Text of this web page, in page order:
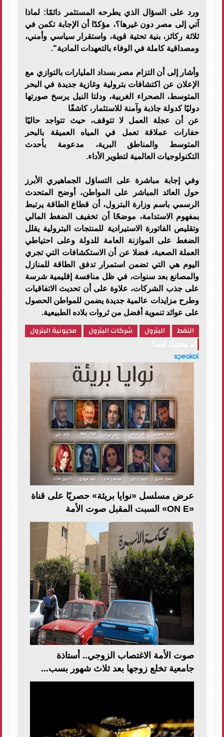
​ورد على السؤال الذي يطرحه المستثمر دائمًا: لماذا
آتي إلى مصر دون غيرها؟، مؤكدًا أن الإجابة تكمن في
ثلاثة ركائز، بنية تحتية قوية، واستقرار سياسي وأمني،
ومصداقية كاملة في الوفاء بالتعهدات المادية".
​وأشار إلى أن التزام مصر بسداد المليارات بالتوازي مع
الإعلان عن اكتشافات بترولية وغازية جديدة في البحر
المتوسط، الصحراء الغربية، ودلتا النيل يرسخ صورتها
دوليًا كدولة جاذبة وآمنة للاستثمار، كاشفًا
​عن أن عجلة العمل لا تتوقف، حيث تتواجد حاليًا
حفارات عملاقة تعمل في المياه العميقة بالبحر
المتوسط والمناطق البرية، مدعومة بأحدث
التكنولوجيات العالمية لتطوير الأداء.
​وفي إجابة مباشرة على التساؤل الجماهيري الأبرز
حول العائد المباشر على المواطن، أوضح المتحدث
الرسمي باسم وزارة البترول، أن قطاع الطاقة يرتبط
بمفهوم الاستدامة، موضحًا أن تخفيف الضغط المالي
وتقليص الفاتورة الاستيرادية للمنتجات البترولية يقلل
الضغط على الموازنة العامة للدولة وعلى احتياطي
العملة الصعبة، فضلا عن أن الاستكشافات التي تجري
اليوم هي التي تضمن استمرار تدفق الطاقة للمنازل
والمصانع بعد سنوات، في ظل منافسة إقليمية شرسة
على جذب الشركات، علاوة على أن تحديث الاتفاقيات
وطرح مزايدات عالمية جديدة يضمن للمواطن الحصول
على عوائد تنموية أفضل من ثروات بلاده الطبيعية.
النفط البترول شركات البترول مديونية البترول
عرض مسلسل «نوايا بريئة» حصريًا على قناة
«ON E» السبت المقبل صوت الأمة
صوت الأمة الاغتصاب الزوجي.. أستاذة
جامعية تخلع زوجها بعد ثلاث شهور بسب...